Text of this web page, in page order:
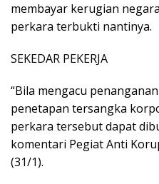
membayar kerugian
perkara terbukti nantinya.
SEKEDAR PEKERJA
“Bila mengacu
penetapan tersangka
perkara tersebut dapat
komentari Pegiat Anti
(31/1).